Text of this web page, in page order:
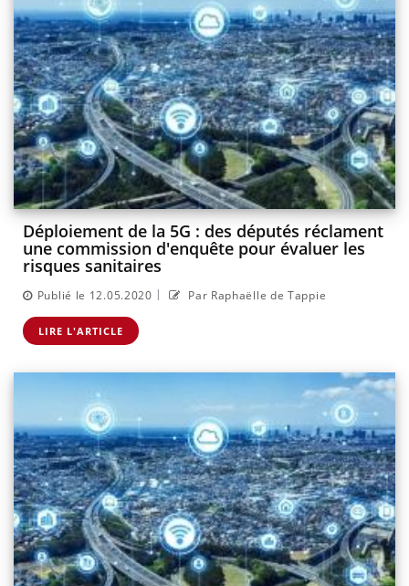
Déploiement de la 5G : des députés réclament
une commission d'enquête pour évaluer les
risques sanitaires
Publié le 12.05.2020 | Par Raphaëlle de Tappie
LIRE L'ARTICLE